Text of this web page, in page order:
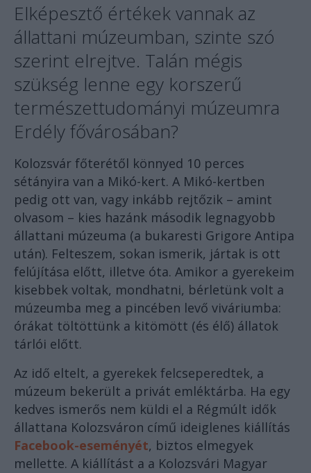
Elképesztő értékek vannak az
állattani múzeumban, szinte szó
szerint elrejtve. Talán mégis
szükség lenne egy korszerű
természettudományi múzeumra
Erdély fővárosában?
Kolozsvár főterétől könnyed 10 perces
sétányira van a Mikó-kert. A Mikó-kertben
pedig ott van, vagy inkább rejtőzik – amint
olvasom – kies hazánk második legnagyobb
állattani múzeuma (a bukaresti Grigore Antipa
után). Felteszem, sokan ismerik, jártak is ott
felújítása előtt, illetve óta. Amikor a gyerekeim
kisebbek voltak, mondhatni, bérletünk volt a
múzeumba meg a pincében levő viváriumba:
órákat töltöttünk a kitömött (és élő) állatok
tárlói előtt.
Az idő eltelt, a gyerekek felcseperedtek, a
múzeum bekerült a privát emléktárba. Ha egy
kedves ismerős nem küldi el a Régmúlt idők
állattana Kolozsváron című ideiglenes kiállítás
Facebook-eseményét, biztos elmegyek
mellette. A kiállítást a a Kolozsvári Magyar